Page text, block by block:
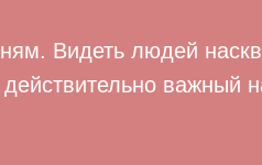
Видеть людей
важный